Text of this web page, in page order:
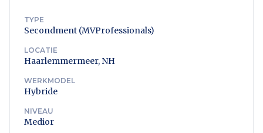
TYPE
Secondment (MVProfessionals)
LOCATIE
Haarlemmermeer, NH
WERKMODEL
Hybride
NIVEAU
Medior